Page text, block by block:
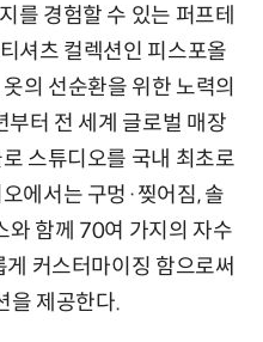
를 경험할 수 있는 퍼프테
셔츠 컬렉션인 피스포올
의 선순환을 위한 노력의
터 전 세계 글로벌 매장
스튜디오를 국내 최초로
에서는 구멍·찢어짐, 솔
와 함께 70여 가지의 자수
커스터마이징 함으로써
을 제공한다.